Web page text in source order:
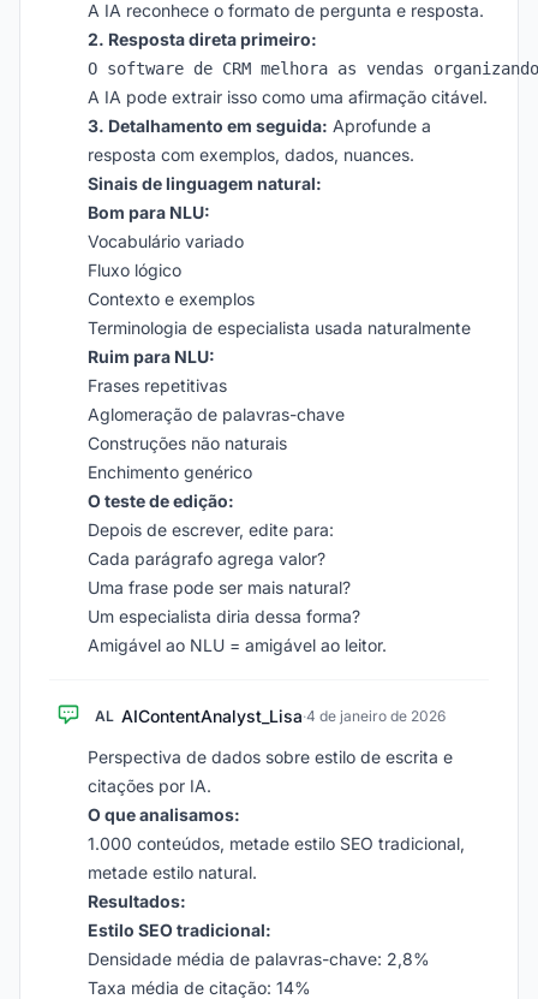
A IA reconhece o formato de pergunta e resposta.
2. Resposta direta primeiro:
A IA pode extrair isso como uma afirmação citável.
3. Detalhamento em seguida: Aprofunde a
resposta com exemplos, dados, nuances.
Sinais de linguagem natural:
Bom para NLU:
Vocabulário variado
Fluxo lógico
Contexto e exemplos
Terminologia de especialista usada naturalmente
Ruim para NLU:
Frases repetitivas
Aglomeração de palavras-chave
Construções não naturais
Enchimento genérico
O teste de edição:
Depois de escrever, edite para:
Cada parágrafo agrega valor?
Uma frase pode ser mais natural?
Um especialista diria dessa forma?
Amigável ao NLU = amigável ao leitor.
AL AIContentAnalyst_Lisa·4 de janeiro de 2026
Perspectiva de dados sobre estilo de escrita e
citações por IA.
O que analisamos:
1.000 conteúdos, metade estilo SEO tradicional,
metade estilo natural.
Resultados:
Estilo SEO tradicional:
Densidade média de palavras-chave: 2,8%
Taxa média de citação: 14%